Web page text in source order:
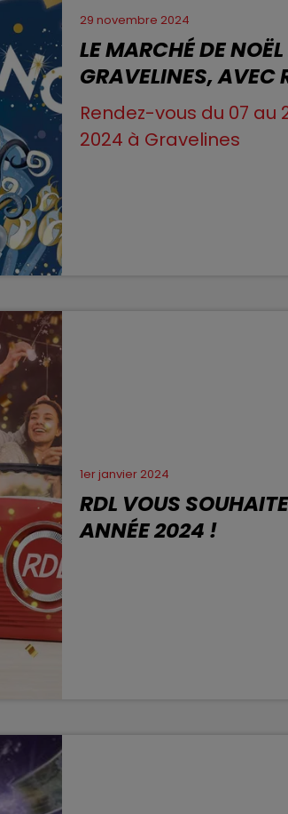
LES APRÈS-MIDI QUI
29 novembre 2024
LE MARCHÉ DE
GRAVELINES, AVEC
Rendez-vous du 07 au
2024 à Gravelines
1er janvier 2024
RDL VOUS
ANNÉE 2024 !